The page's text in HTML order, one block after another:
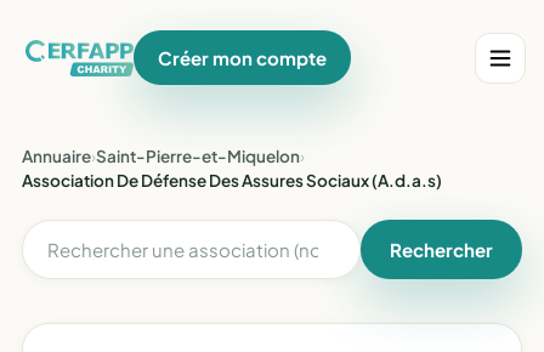
Créer mon compte
Annuaire›Saint-Pierre-et-Miquelon›
Association De Défense Des Assures Sociaux (A.d.a.s)
Rechercher